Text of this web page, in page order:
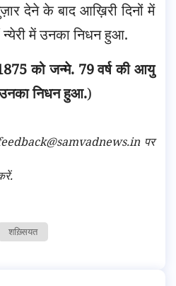
देने के बाद आख़िरी दिनों में
में उनका निधन हुआ.
को जन्मे. 79 वर्ष की आयु
निधन हुआ.)
पर
शख़्सियत